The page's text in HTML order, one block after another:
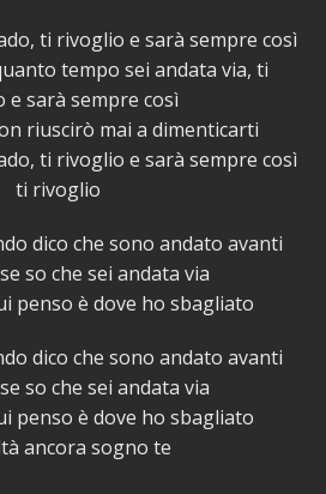
ti rivoglio e sarà sempre così
tempo sei andata via, ti
e sarà sempre così
riuscirò mai a dimenticarti
ti rivoglio e sarà sempre così
ti rivoglio
dico che sono andato avanti
so che sei andata via
penso è dove ho sbagliato
dico che sono andato avanti
so che sei andata via
penso è dove ho sbagliato
ancora sogno te